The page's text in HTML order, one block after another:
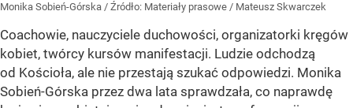
Monika Sobień-Górska / Źródło: Materiały prasowe / Mateusz Skwarczek
Coachowie, nauczyciele duchowości, organizatorki kręgów
kobiet, twórcy kursów manifestacji. Ludzie odchodzą
od Kościoła, ale nie przestają szukać odpowiedzi. Monika
Sobień-Górska przez dwa lata sprawdzała, co naprawdę